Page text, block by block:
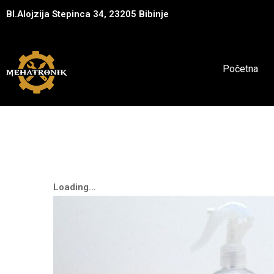
Bl.Alojzija Stepinca 34, 23205 Bibinje
Početna
Loading...